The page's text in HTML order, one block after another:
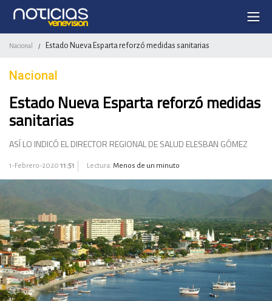
Nacional / Estado Nueva Esparta reforzó medidas sanitarias
Nacional
Estado Nueva Esparta reforzó medidas
sanitarias
ASÍ LO INDICÓ EL DIRECTOR REGIONAL DE SALUD ELESBAN GÓMEZ
1-Febrero-2020 11:51 Lectura: Menos de un minuto